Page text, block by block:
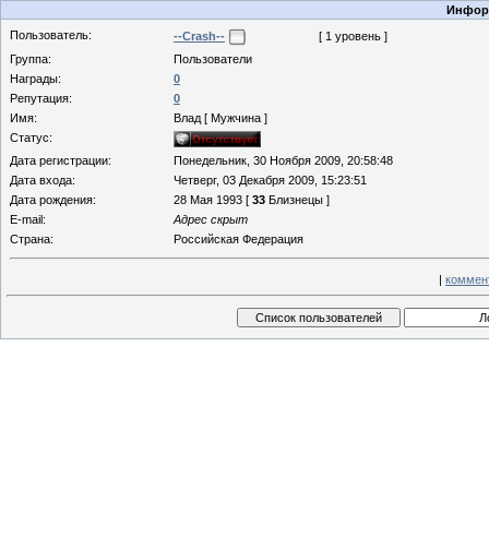
Пользователь:
--Crash--
[ 1 уровень ]
Группа:
Пользователи
Награды:
0
Репутация:
0
Имя:
Влад [ Мужчина ]
Статус:
Дата регистрации:
Понедельник, 30 Ноября 2009, 20:58:48
Дата входа:
Четверг, 03 Декабря 2009, 15:23:51
Дата рождения:
28 Мая 1993 [ 33 Близнецы ]
E-mail:
Адрес скрыт
Страна:
Российская Федерация
|